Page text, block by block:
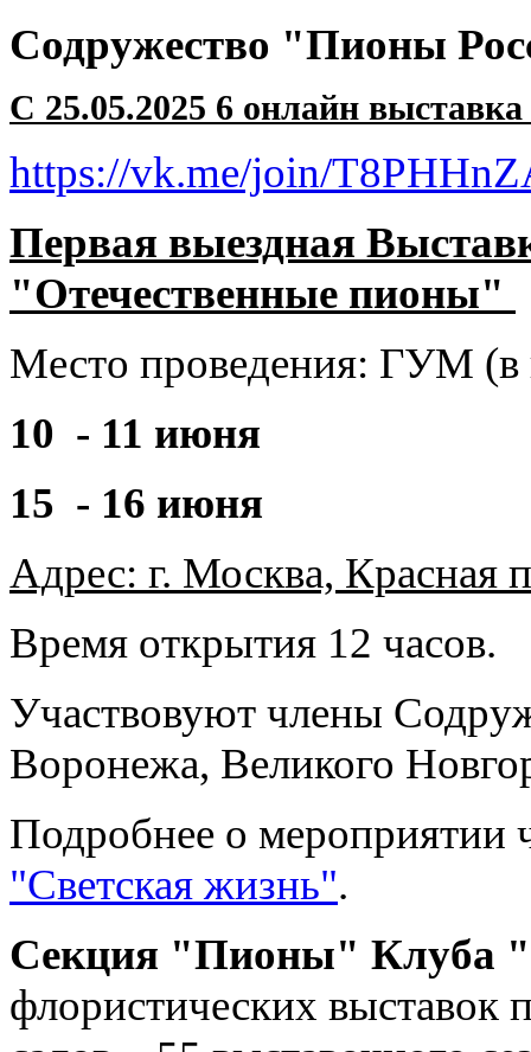
Содружество "Пионы
С 25.05.2025 6 онлайн
https://vk.me/join/
Первая выездная
"Отечественные пионы"
Место проведения: ГУМ (в
10 - 11 июня
15 - 16 июня
Адрес: г. Москва, Красная
Время открытия 12 часов.
Участвовуют члены
Воронежа, Великого
Подробнее о мероприятии
"Светская жизнь".
Секция "Пионы" Клуба
флористических